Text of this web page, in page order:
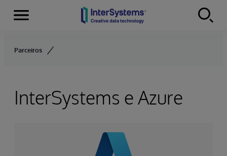
Skip to content
Menu
Parceiros
InterSystems e Azure